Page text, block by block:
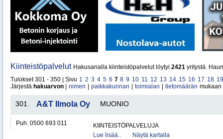
Kiinteistöpalvelut Hakusanalla kiinteistöpalvelut löytyi 2421 yritystä.
Tulokset 301 - 350 | Sivu 1 2 3 4 5 6 7 8 9 10 11 12 13 14 15 16 17 18 19
Järjestä hakuarvon nimen paikkakunnan toimialan tietomäärän mukaan
301. A&T Ilmola Oy MUONIO
Puh. 0500 693 011
KIINTEISTÖPALVELUJA
Lue lisää..
Näytä kartalla